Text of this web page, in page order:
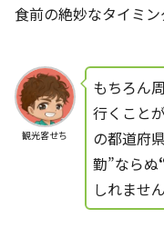
食前の絶妙なタイミン
観光客せち
もちろん
行くこと
の都道府
勤”ならぬ
しれません